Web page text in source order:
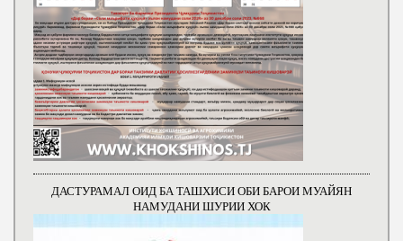
ДАСТУРАМАЛ ОИД БА ТАШХИСИ ОБИ БАРОИ МУАЙЯН
НАМУДАНИ ШУРИИ ХОК